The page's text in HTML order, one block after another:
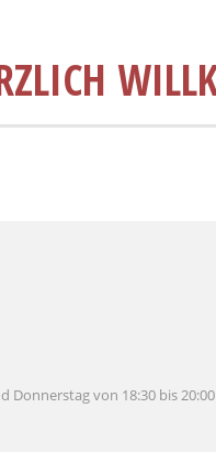
Donnerstag von 18:30 bis 20:00